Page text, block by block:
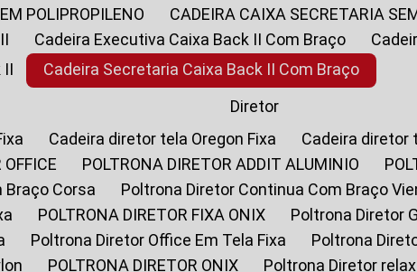
POLIPROPILENO
CADEIRA CAIXA SECRETARIA
Cadeira Executiva Caixa Back II Com Braço
II
Cadeira Secretaria Caixa Back II Com Braço
Diretor
Cadeira diretor tela Oregon Fixa
Cadeira
OFFICE
POLTRONA DIRETOR ADDIT ALUMINIO
Braço Corsa
Poltrona Diretor Continua Com Braço
POLTRONA DIRETOR FIXA ONIX
Poltrona Diretor
Poltrona Diretor Office Em Tela Fixa
Poltrona
POLTRONA DIRETOR ONIX
Poltrona Diretor